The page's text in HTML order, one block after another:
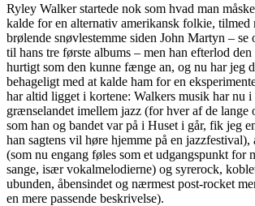
Ryley Walker startede nok som hvad man
kalde for en alternativ amerikansk folkie, tilmed
brølende snøvlestemme siden John Martyn – se
til hans tre første albums – men han efterlod
hurtigt som den kunne fænge an, og nu har jeg
behageligt med at kalde ham for en
har altid ligget i kortene: Walkers musik har nu
grænselandet imellem jazz (for hver af de lange
som han og bandet var på i Huset i går, fik jeg
han sagtens vil høre hjemme på en
(som nu engang føles som et udgangspunkt for
sange, især vokalmelodierne) og syrerock,
ubunden, åbensindet og nærmest post-rocket
en mere passende beskrivelse).